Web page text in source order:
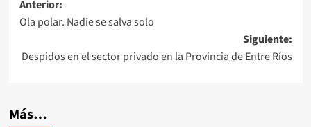
Navegación
de
entradas
Anterior:
Ola polar. Nadie se salva solo
Siguiente:
Despidos en el sector privado en la Provincia de Entre Ríos
Más…